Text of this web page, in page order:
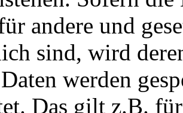
andere und
sind, wird
werden
Das gilt z.B.